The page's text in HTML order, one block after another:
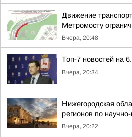
Движение
Метромосту
Вчера, 20:48
Топ-7 новостей на
Вчера, 20:34
Нижегородская
регионов по
Вчера, 20:22